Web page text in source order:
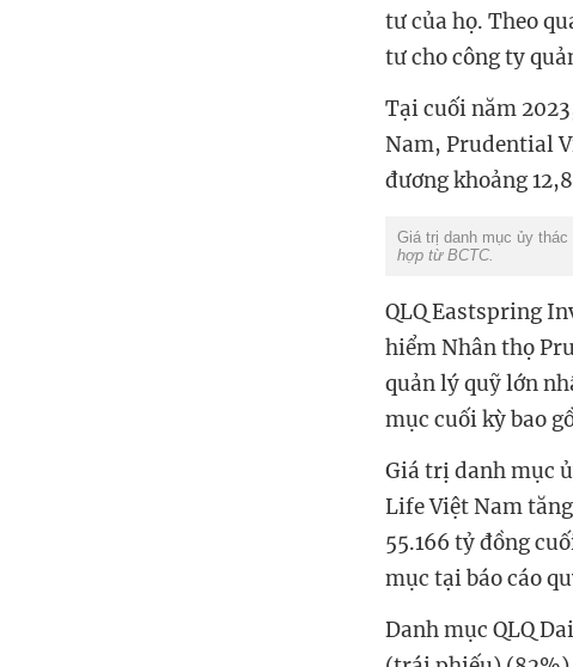
tư của họ. Theo
tư cho công ty
Tại cuối năm
Nam, Prudential
đương khoảng
Giá trị danh mục ủy
hợp từ BCTC.
QLQ Eastspring
hiểm Nhân thọ
quản lý quỹ lớn
mục cuối kỳ bao
Giá trị danh mục
Life Việt Nam
55.166 tỷ đồng
mục tại báo cáo
Danh mục QLQ